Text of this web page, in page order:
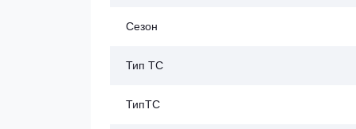
Сезон
Тип ТС
ТипТС